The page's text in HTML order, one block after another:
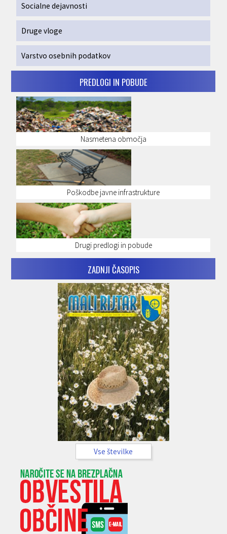
Socialne dejavnosti
Druge vloge
Varstvo osebnih podatkov
PREDLOGI IN POBUDE
Nasmetena območja
Poškodbe javne infrastrukture
Drugi predlogi in pobude
ZADNJI ČASOPIS
Vse številke